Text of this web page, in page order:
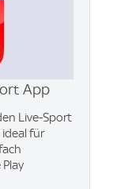
App
Live-Sport
für